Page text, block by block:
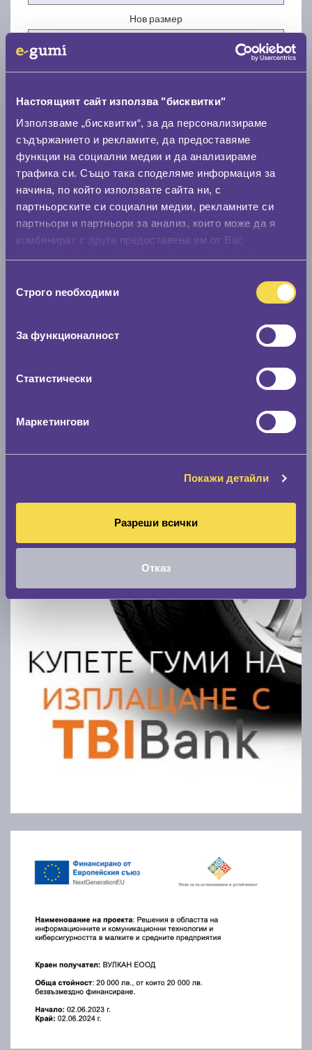
Настоящият сайт използва "бисквитки"
Използваме „бисквитки“, за да персонализираме
съдържанието и рекламите, да предоставяме
функции на социални медии и да анализираме
трафика си. Също така споделяме информация за
начина, по който използвате сайта ни, с
партньорските си социални медии, рекламните си
партньори и партньори за анализ, които може да я
комбинират с друга предоставена им от Вас
наСтрого nеобходими
За функционалност
Статистически
Маркетингови
Покажи детайли
Разреши всички
Отказ
Нов размер
Стар размер
Нов размер
Скоростомер при 100км/ч
Намери гуми с новия размер
По марка автомобил
Модел
Покажи гуми